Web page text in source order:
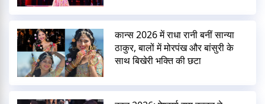
कान्स 2026 में राधा रानी बनीं सान्या
ठाकुर, बालों में मोरपंख और बांसुरी के
साथ बिखेरी भक्ति की छटा